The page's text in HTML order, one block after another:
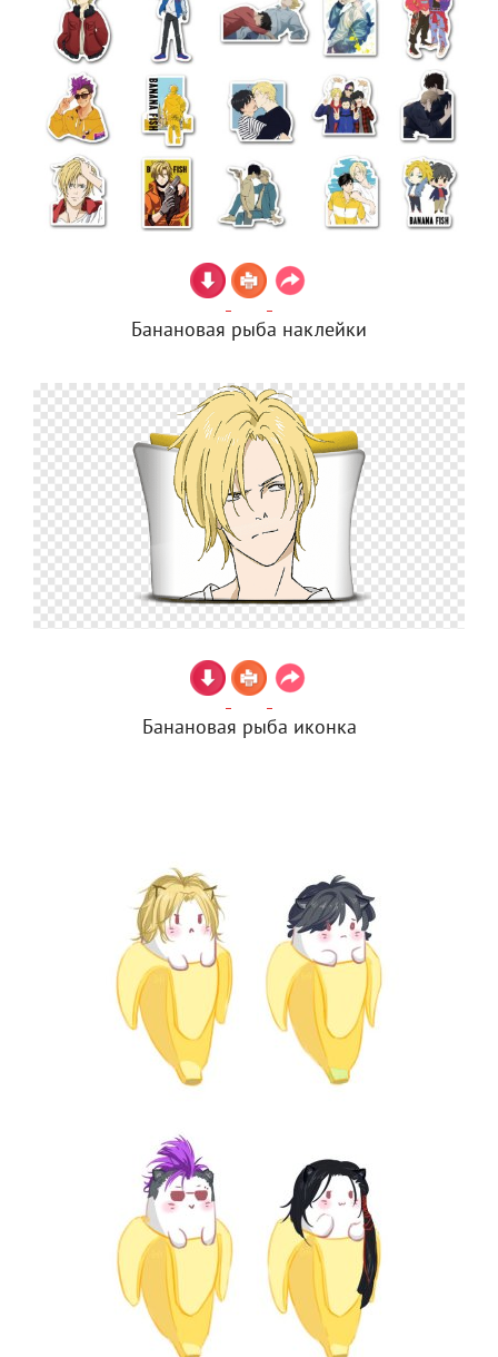
Банановая рыба наклейки
Банановая рыба иконка